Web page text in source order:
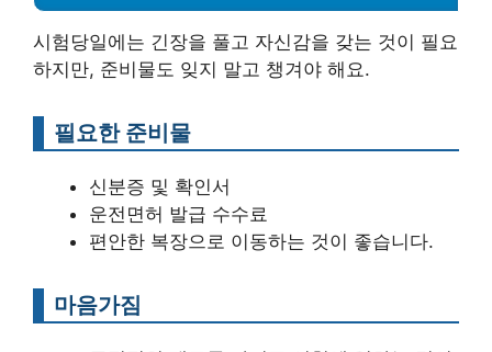
시험당일에는 긴장을 풀고 자신감을 갖는 것이 필요
하지만, 준비물도 잊지 말고 챙겨야 해요.
필요한 준비물
신분증 및 확인서
운전면허 발급 수수료
편안한 복장으로 이동하는 것이 좋습니다.
마음가짐